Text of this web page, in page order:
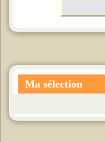
Ma sélection